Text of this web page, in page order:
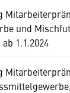
und
1.1.2024